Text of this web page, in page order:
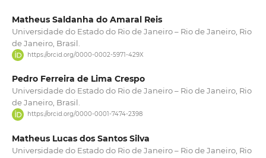
Matheus Saldanha do Amaral Reis
Universidade do Estado do Rio de Janeiro – Rio de Janeiro, Rio
de Janeiro, Brasil.
https://orcid.org/0000-0002-5971-429X
Pedro Ferreira de Lima Crespo
Universidade do Estado do Rio de Janeiro – Rio de Janeiro, Rio
de Janeiro, Brasil.
https://orcid.org/0000-0001-7474-2398
Matheus Lucas dos Santos Silva
Universidade do Estado do Rio de Janeiro – Rio de Janeiro, Rio